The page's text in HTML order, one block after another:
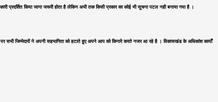
प्रदर्शित किया जाना जरूरी होता है लेकिन अभी तक किसी प्रकार का कोई भी सूचना पटल नही बनाया गया है ।
पर सभी जिम्मेदारों ने अपनी सहभागिता को हटाते हुए अपने आप को किनारे करते नजर आ रहे है । विकासखंड के अधिकांश कार्यों